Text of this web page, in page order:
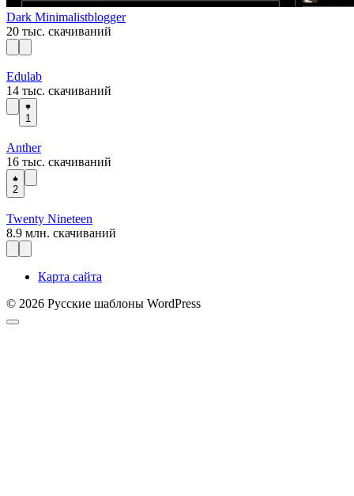
Dark Minimalistblogger
20 тыс. скачиваний
Edulab
14 тыс. скачиваний
1
Anther
16 тыс. скачиваний
2
Twenty Nineteen
8.9 млн. скачиваний
Карта сайта
© 2026 Русские шаблоны WordPress